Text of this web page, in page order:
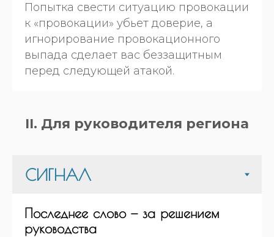
Попытка свести ситуацию провокации
к «провокации» убьет доверие, а
игнорирование провокационного
выпада сделает вас беззащитным
перед следующей атакой.
II. Для руководителя региона
Последнее слово — за решением
руководства